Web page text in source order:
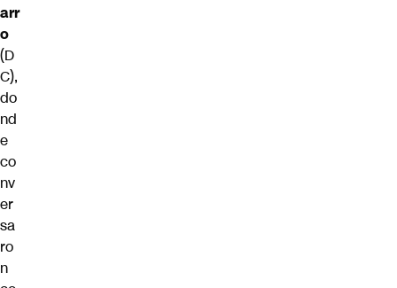
arr
o
(D
C),
do
nd
e
co
nv
er
sa
ro
n